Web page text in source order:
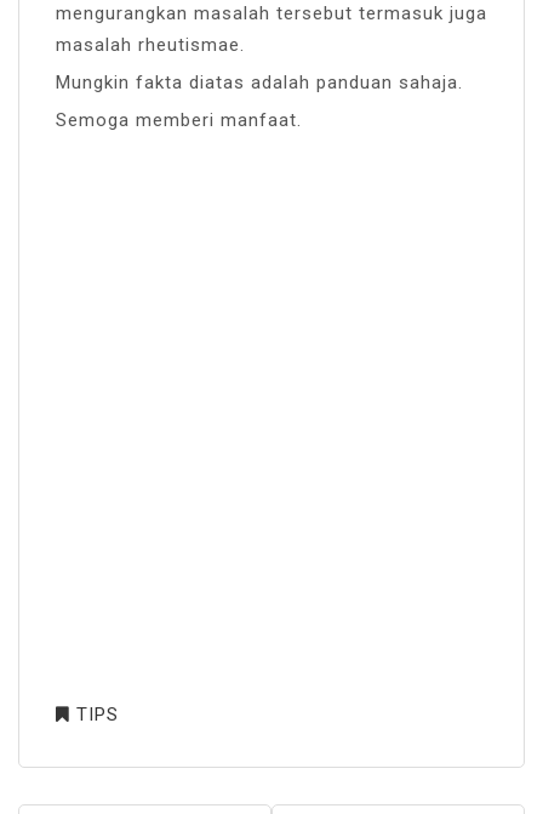
mengurangkan masalah tersebut termasuk juga
masalah rheutismae.
Mungkin fakta diatas adalah panduan sahaja.
Semoga memberi manfaat.
TIPS